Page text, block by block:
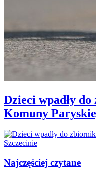
Dzieci wpadły
Komuny
Najczęściej czytane